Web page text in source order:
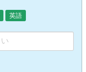
英語